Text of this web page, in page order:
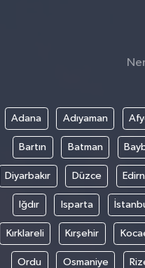
Adana Adıyaman
Bartın Batman
Diyarbakır Düzce
Iğdır Isparta
Kırklareli Kırşehir
Ordu Osmaniye